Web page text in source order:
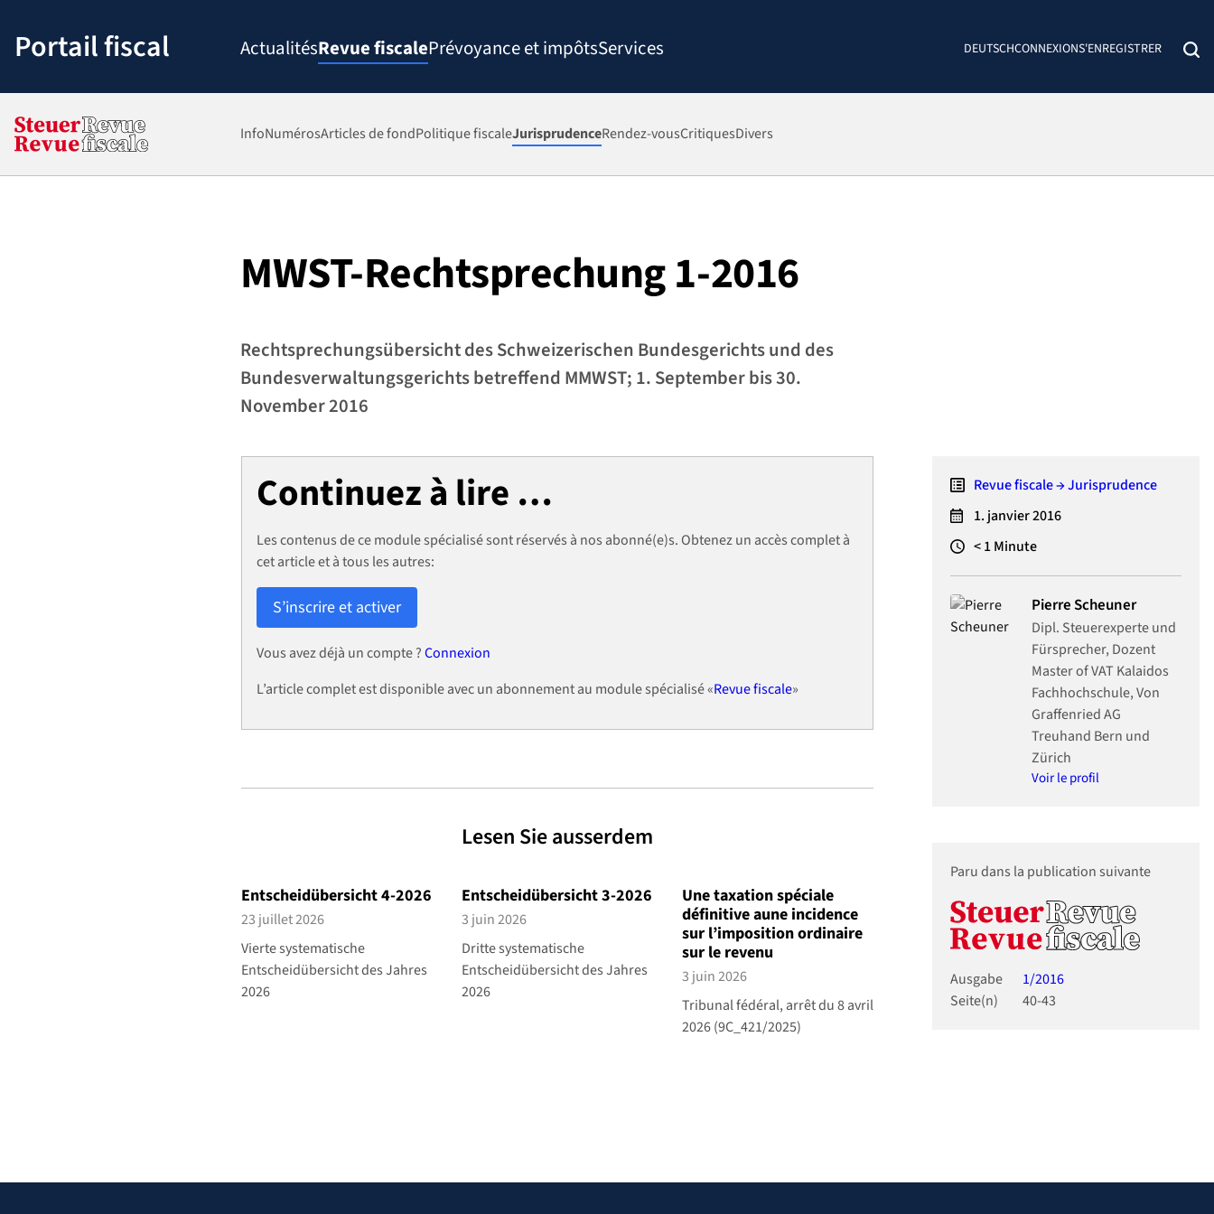
contenu
Portail fiscal ActualitésRevue fiscalePrévoyance et impôtsServices DEUTSCHCONNEXIONS'ENREGISTRER
InfoNumérosArticles de fondPolitique fiscaleJurisprudenceRendez-vousCritiquesDivers
MWST-Rechtsprechung 1-2016
Rechtsprechungsübersicht des Schweizerischen Bundesgerichts und des
Bundesverwaltungsgerichts betreffend MMWST; 1. September bis 30.
November 2016
Continuez à lire …
Les contenus de ce module spécialisé sont réservés à nos abonné(e)s. Obtenez un accès complet à
cet article et à tous les autres:
S’inscrire et activer
Vous avez déjà un compte ?Connexion
L’article complet est disponible avec un abonnement au module spécialisé «Revue fiscale»
Lesen Sie ausserdem
Entscheidübersicht 4-2026
23 juillet 2026
Vierte systematische
Entscheidübersicht des Jahres
2026
Entscheidübersicht 3-2026
3 juin 2026
Dritte systematische
Entscheidübersicht des Jahres
2026
Une taxation spéciale
définitive aune incidence
sur l’imposition ordinaire
sur le revenu
3 juin 2026
Tribunal fédéral, arrêt du 8 avril
2026 (9C_421/2025)
Revue fiscale → Jurisprudence
1. janvier 2016
< 1Minute
Pierre Scheuner
Dipl. Steuerexperte und
Fürsprecher, Dozent
Master of VAT Kalaidos
Fachhochschule, Von
Graffenried AG
Treuhand Bern und
Zürich
Voir le profil
Paru dans la publication suivante
Ausgabe
1/2016
Seite(n)
40-43